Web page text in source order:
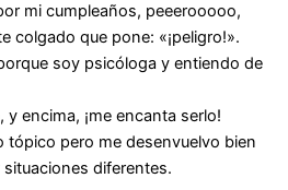
mi cumpleaños, peeerooooo,
colgado que pone: «¡peligro!».
soy psicóloga y entiendo de
y encima, ¡me encanta serlo!
tópico pero me desenvuelvo bien
diferentes.